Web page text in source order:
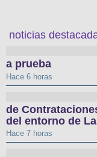
noticias
a prueba
Hace 6 horas
de
del entorno de
Hace 7 horas